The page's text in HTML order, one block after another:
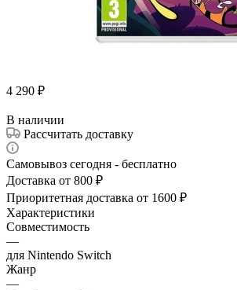
4 290 ₽
В наличии
Рассчитать доставку
Самовывоз сегодня - бесплатно
Доставка от 800 ₽
Приоритетная доставка от 1600 ₽
Характеристики
Совместимость
—
для Nintendo Switch
Жанр
—